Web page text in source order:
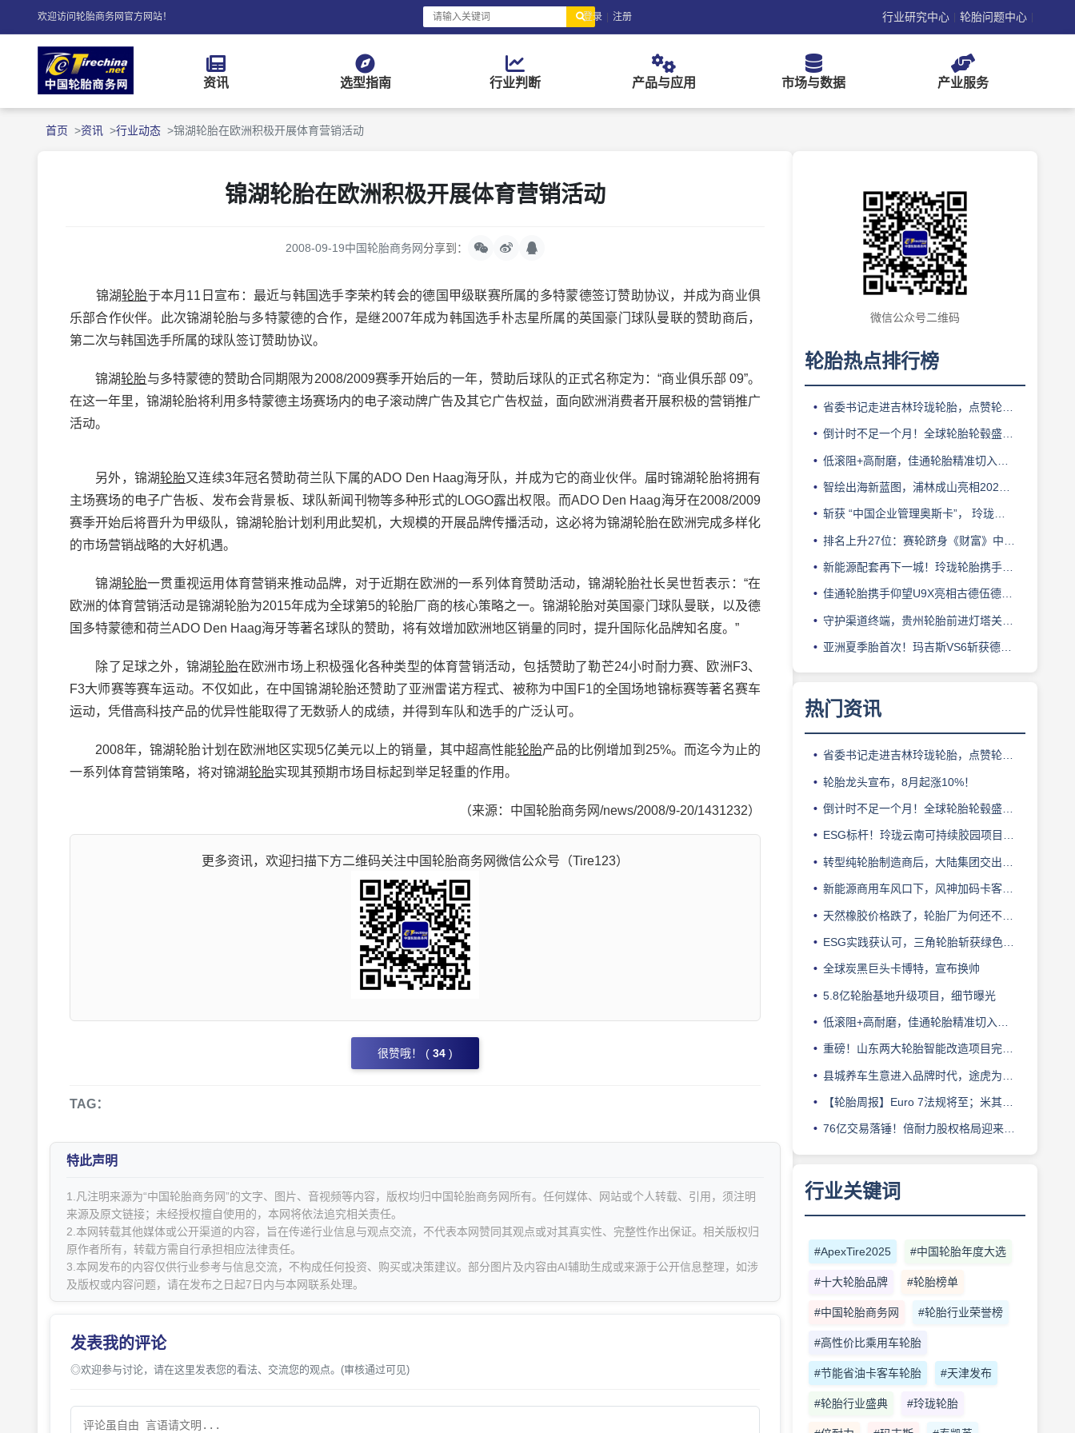
欢迎访问轮胎商务网官方网站！ 登录 | 注册 行业研究中心 | 轮胎问题中心 |
资讯 选型指南 行业判断 产品与应用 市场与数据 产业服务
首页 资讯 行业动态 锦湖轮胎在欧洲积极开展体育营销活动
锦湖轮胎在欧洲积极开展体育营销活动
2008-09-19中国轮胎商务网分享到：
锦湖轮胎于本月11日宣布：最近与韩国选手李荣杓转会的德国甲级联赛所属的多特蒙德签订赞助协议，并成为商业俱
乐部合作伙伴。此次锦湖轮胎与多特蒙德的合作，是继2007年成为韩国选手朴志星所属的英国豪门球队曼联的赞助商后，
第二次与韩国选手所属的球队签订赞助协议。
锦湖轮胎与多特蒙德的赞助合同期限为2008/2009赛季开始后的一年，赞助后球队的正式名称定为：“商业俱乐部 09”。
在这一年里，锦湖轮胎将利用多特蒙德主场赛场内的电子滚动牌广告及其它广告权益，面向欧洲消费者开展积极的营销推广
活动。
另外，锦湖轮胎又连续3年冠名赞助荷兰队下属的ADO Den Haag海牙队，并成为它的商业伙伴。届时锦湖轮胎将拥有
主场赛场的电子广告板、发布会背景板、球队新闻刊物等多种形式的LOGO露出权限。而ADO Den Haag海牙在2008/2009
赛季开始后将晋升为甲级队，锦湖轮胎计划利用此契机，大规模的开展品牌传播活动，这必将为锦湖轮胎在欧洲完成多样化
的市场营销战略的大好机遇。
锦湖轮胎一贯重视运用体育营销来推动品牌，对于近期在欧洲的一系列体育赞助活动，锦湖轮胎社长吴世哲表示：“在
欧洲的体育营销活动是锦湖轮胎为2015年成为全球第5的轮胎厂商的核心策略之一。锦湖轮胎对英国豪门球队曼联，以及德
国多特蒙德和荷兰ADO Den Haag海牙等著名球队的赞助，将有效增加欧洲地区销量的同时，提升国际化品牌知名度。”
除了足球之外，锦湖轮胎在欧洲市场上积极强化各种类型的体育营销活动，包括赞助了勒芒24小时耐力赛、欧洲F3、
F3大师赛等赛车运动。不仅如此，在中国锦湖轮胎还赞助了亚洲雷诺方程式、被称为中国F1的全国场地锦标赛等著名赛车
运动，凭借高科技产品的优异性能取得了无数骄人的成绩，并得到车队和选手的广泛认可。
2008年，锦湖轮胎计划在欧洲地区实现5亿美元以上的销量，其中超高性能轮胎产品的比例增加到25%。而迄今为止的
一系列体育营销策略，将对锦湖轮胎实现其预期市场目标起到举足轻重的作用。
（来源：中国轮胎商务网/news/2008/9-20/1431232）
更多资讯，欢迎扫描下方二维码关注中国轮胎商务网微信公众号（Tire123）
很赞哦！ ( 34 )
TAG：
特此声明
1.凡注明来源为“中国轮胎商务网”的文字、图片、音视频等内容，版权均归中国轮胎商务网所有。任何媒体、网站或个人转载、引用，须注明
来源及原文链接；未经授权擅自使用的，本网将依法追究相关责任。
2.本网转载其他媒体或公开渠道的内容，旨在传递行业信息与观点交流，不代表本网赞同其观点或对其真实性、完整性作出保证。相关版权归
原作者所有，转载方需自行承担相应法律责任。
3.本网发布的内容仅供行业参考与信息交流，不构成任何投资、购买或决策建议。部分图片及内容由AI辅助生成或来源于公开信息整理，如涉
及版权或内容问题，请在发布之日起7日内与本网联系处理。
发表我的评论
◎欢迎参与讨论，请在这里发表您的看法、交流您的观点。(审核通过可见)
微信公众号二维码
轮胎热点排行榜
省委书记走进吉林玲珑轮胎，点赞轮胎智造标杆
倒计时不足一个月！全球轮胎轮毂盛会即将登陆上海！
低滚阻+高耐磨，佳通轮胎精准切入新能源轻卡赛道
智绘出海新蓝图，浦林成山亮相2026泰中合作博览会
斩获 “中国企业管理奥斯卡”， 玲珑轮胎蝉联 BMC 大奖
排名上升27位：赛轮跻身《财富》中国500强背后的增长逻辑
新能源配套再下一城！玲珑轮胎携手小鹏L03全球上市
佳通轮胎携手仰望U9X亮相古德伍德，以轮胎科技挑战性能边界
守护渠道终端，贵州轮胎前进灯塔关爱基金驰援长春受灾门店
亚洲夏季胎首次！玛吉斯VS6斩获德国TÜV SÜD高阶认证
热门资讯
省委书记走进吉林玲珑轮胎，点赞轮胎智造标杆
轮胎龙头宣布，8月起涨10%！
倒计时不足一个月！全球轮胎轮毂盛会即将登陆上海！
ESG标杆！玲珑云南可持续胶园项目获评最佳实践
转型纯轮胎制造商后，大陆集团交出亮眼业绩
新能源商用车风口下，风神加码卡客车胎产能
天然橡胶价格跌了，轮胎厂为何还不敢“松口气”？
ESG实践获认可，三角轮胎斩获绿色发展典范企业奖
全球炭黑巨头卡博特，宣布换帅
5.8亿轮胎基地升级项目，细节曝光
低滚阻+高耐磨，佳通轮胎精准切入新能源轻卡赛道
重磅！山东两大轮胎智能改造项目完成备案
县城养车生意进入品牌时代，途虎为何此时加码“万镇万店”？
【轮胎周报】Euro 7法规将至；米其林上半年营收超千亿；倍耐力上半年盈利稳增；龙星炭黑斩获欧洲近万吨订单
76亿交易落锤！倍耐力股权格局迎来重塑
行业关键词
#ApexTire2025 #中国轮胎年度大选
#十大轮胎品牌 #轮胎榜单
#中国轮胎商务网 #轮胎行业荣誉榜
#高性价比乘用车轮胎
#节能省油卡客车轮胎 #天津发布
#轮胎行业盛典 #玲珑轮胎